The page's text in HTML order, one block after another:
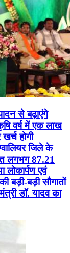
से बढ़ाएंगे
वर्ष में एक लाख
होगी
जिले के
लगभग 87.21
लोकार्पण एवं
बड़ी-बड़ी सौगातों
डॉ. यादव का